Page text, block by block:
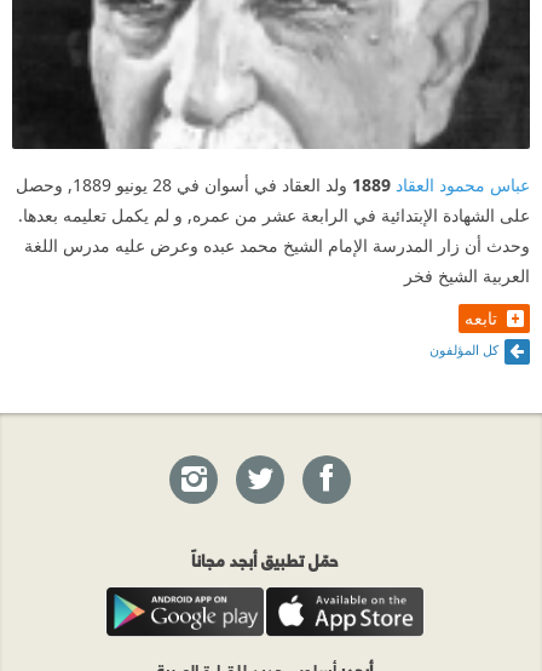
عباس محمود العقاد 1889
ولد العقاد في أسوان في 28 يونيو 1889, وحصل
على الشهادة الإبتدائية في الرابعة عشر من عمره, و لم يكمل تعليمه بعدها.
وحدث أن زار المدرسة الإمام الشيخ محمد عبده وعرض عليه مدرس اللغة
العربية الشيخ فخر
تابعه
كل المؤلفون
حمّل تطبيق أبجد مجاناً